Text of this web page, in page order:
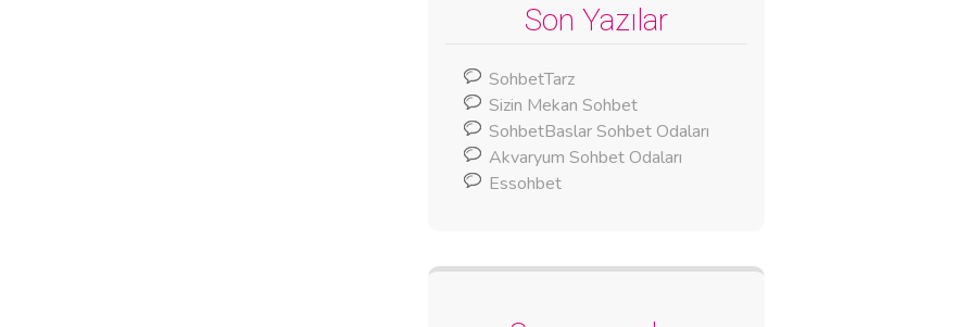
Son Yazılar
SohbetTarz
Sizin Mekan Sohbet
SohbetBaslar Sohbet Odaları
Akvaryum Sohbet Odaları
Essohbet